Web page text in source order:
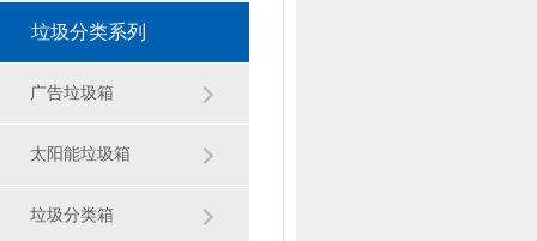
垃圾分类系列
广告垃圾箱
太阳能垃圾箱
垃圾分类箱